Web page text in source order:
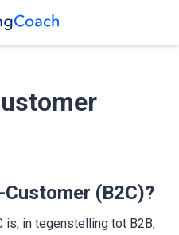
(B2C)?
is, in tegenstelling tot B2B,